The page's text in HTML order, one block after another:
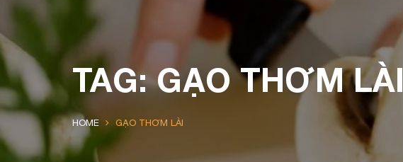
TAG: GẠO THƠM LÀI
HOME GẠO THƠM LÀI